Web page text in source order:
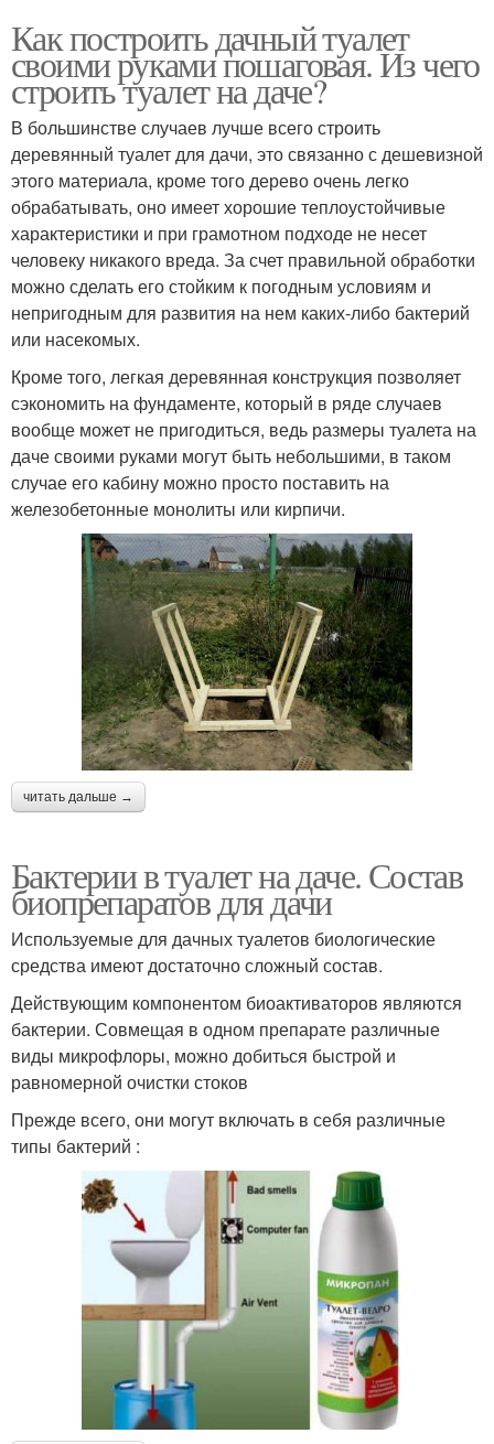
Как построить дачный туалет
своими руками пошаговая. Из чего
строить туалет на даче?
В большинстве случаев лучше всего строить
деревянный туалет для дачи, это связанно с дешевизной
этого материала, кроме того дерево очень легко
обрабатывать, оно имеет хорошие теплоустойчивые
характеристики и при грамотном подходе не несет
человеку никакого вреда. За счет правильной обработки
можно сделать его стойким к погодным условиям и
непригодным для развития на нем каких-либо бактерий
или насекомых.
Кроме того, легкая деревянная конструкция позволяет
сэкономить на фундаменте, который в ряде случаев
вообще может не пригодиться, ведь размеры туалета на
даче своими руками могут быть небольшими, в таком
случае его кабину можно просто поставить на
железобетонные монолиты или кирпичи.
читать дальше →
Бактерии в туалет на даче. Состав
биопрепаратов для дачи
Используемые для дачных туалетов биологические
средства имеют достаточно сложный состав.
Действующим компонентом биоактиваторов являются
бактерии. Совмещая в одном препарате различные
виды микрофлоры, можно добиться быстрой и
равномерной очистки стоков
Прежде всего, они могут включать в себя различные
типы бактерий :